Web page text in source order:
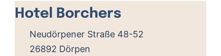
+
−
Hotel Borchers
Neudörpener Straße 48-52
26892 Dörpen